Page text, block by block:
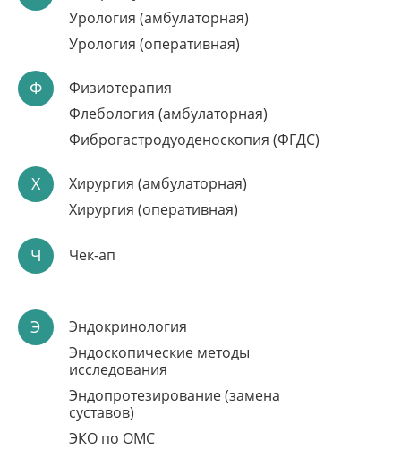
ЛАЗЕРНОЕ ЛЕЧЕНИЕ
НЕДЕРЖАНИЯ МОЧИ
Безопасность: отсутствие ожогов и перегрева
Высокая эффективность
Возвращение к обычной жизни сразу после процедуры
Запись по телефону:8 (8452) 66-03-03
Урология (амбулаторная)
Урология (оперативная)
Ф
Физиотерапия
Флебология (амбулаторная)
Фиброгастродуоденоскопия (ФГДС)
Х
Хирургия (амбулаторная)
Хирургия (оперативная)
Ч Чек-ап
Э
Эндокринология
Эндоскопические методы
исследования
Эндопротезирование (замена
суставов)
ЭКО по ОМС